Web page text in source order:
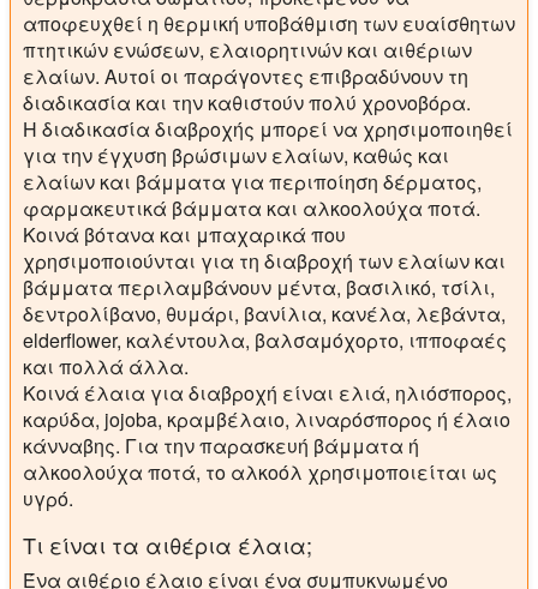
αποφευχθεί η θερμική υποβάθμιση των ευαίσθητων
πτητικών ενώσεων, ελαιορητινών και αιθέριων
ελαίων. Αυτοί οι παράγοντες επιβραδύνουν τη
διαδικασία και την καθιστούν πολύ χρονοβόρα.
Η διαδικασία διαβροχής μπορεί να χρησιμοποιηθεί
για την έγχυση βρώσιμων ελαίων, καθώς και
ελαίων και βάμματα για περιποίηση δέρματος,
φαρμακευτικά βάμματα και αλκοολούχα ποτά.
Κοινά βότανα και μπαχαρικά που
χρησιμοποιούνται για τη διαβροχή των ελαίων και
βάμματα περιλαμβάνουν μέντα, βασιλικό, τσίλι,
δεντρολίβανο, θυμάρι, βανίλια, κανέλα, λεβάντα,
elderflower, καλέντουλα, βαλσαμόχορτο, ιπποφαές
και πολλά άλλα.
Κοινά έλαια για διαβροχή είναι ελιά, ηλιόσπορος,
καρύδα, jojoba, κραμβέλαιο, λιναρόσπορος ή έλαιο
κάνναβης. Για την παρασκευή βάμματα ή
αλκοολούχα ποτά, το αλκοόλ χρησιμοποιείται ως
υγρό.
Τι είναι τα αιθέρια έλαια;
Ένα αιθέριο έλαιο είναι ένα συμπυκνωμένο